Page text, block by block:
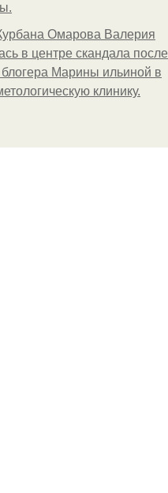
Омарова Валерия
в центре скандала после
блогера Марины ильиной в
клинику.